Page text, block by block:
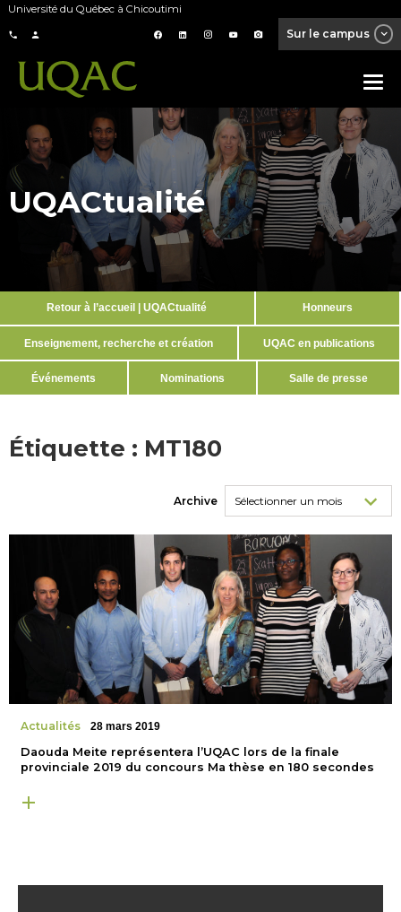
Université du Québec à Chicoutimi
Sur le campus
UQACtualité
Retour à l’accueil | UQACtualité Honneurs
Enseignement, recherche et création UQAC en publications
Événements Nominations Salle de presse
Étiquette : MT180
Archive
Actualités 28 mars 2019
Daouda Meite représentera l’UQAC lors de la finale
provinciale 2019 du concours Ma thèse en 180 secondes